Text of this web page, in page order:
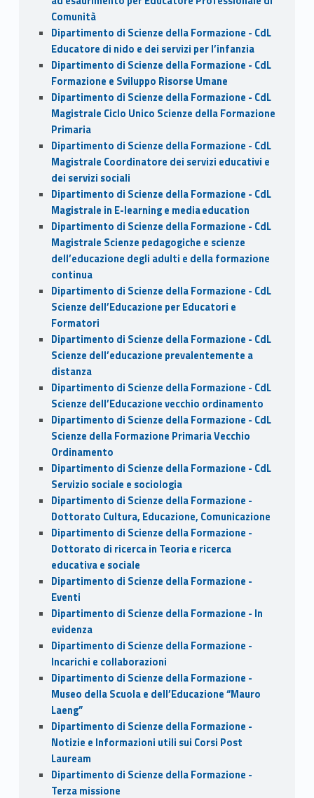
Comunità
Dipartimento di Scienze della Formazione - CdL
Educatore di nido e dei servizi per l’infanzia
Dipartimento di Scienze della Formazione - CdL
Formazione e Sviluppo Risorse Umane
Dipartimento di Scienze della Formazione - CdL
Magistrale Ciclo Unico Scienze della Formazione
Primaria
Dipartimento di Scienze della Formazione - CdL
Magistrale Coordinatore dei servizi educativi e
dei servizi sociali
Dipartimento di Scienze della Formazione - CdL
Magistrale in E-learning e media education
Dipartimento di Scienze della Formazione - CdL
Magistrale Scienze pedagogiche e scienze
dell’educazione degli adulti e della formazione
continua
Dipartimento di Scienze della Formazione - CdL
Scienze dell’Educazione per Educatori e
Formatori
Dipartimento di Scienze della Formazione - CdL
Scienze dell’educazione prevalentemente a
distanza
Dipartimento di Scienze della Formazione - CdL
Scienze dell’Educazione vecchio ordinamento
Dipartimento di Scienze della Formazione - CdL
Scienze della Formazione Primaria Vecchio
Ordinamento
Dipartimento di Scienze della Formazione - CdL
Servizio sociale e sociologia
Dipartimento di Scienze della Formazione -
Dottorato Cultura, Educazione, Comunicazione
Dipartimento di Scienze della Formazione -
Dottorato di ricerca in Teoria e ricerca
educativa e sociale
Dipartimento di Scienze della Formazione -
Eventi
Dipartimento di Scienze della Formazione - In
evidenza
Dipartimento di Scienze della Formazione -
Incarichi e collaborazioni
Dipartimento di Scienze della Formazione -
Museo della Scuola e dell’Educazione “Mauro
Laeng”
Dipartimento di Scienze della Formazione -
Notizie e Informazioni utili sui Corsi Post
Lauream
Dipartimento di Scienze della Formazione -
Terza missione